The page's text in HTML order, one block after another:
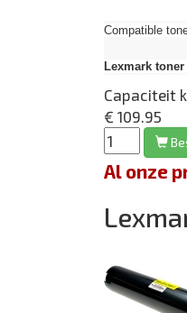
Compatible
Lexmark toner
Capaciteit
€ 109.95
Al onze